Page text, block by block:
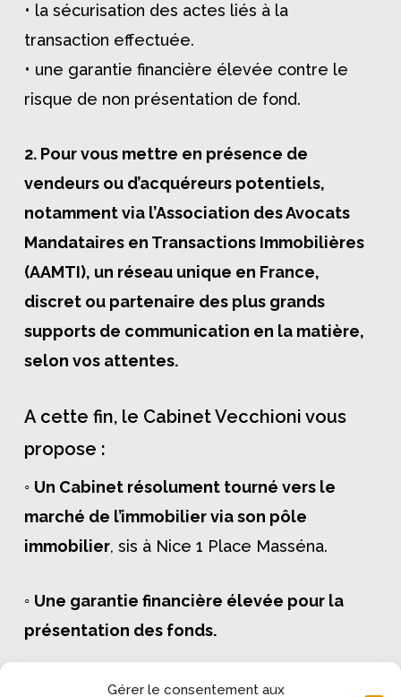
Gérer le consentement aux
• la sécurisation des actes liés à la
transaction effectuée.
• une garantie financière élevée contre le
risque de non présentation de fond.
2. Pour vous mettre en présence de
vendeurs ou d’acquéreurs potentiels,
notamment via l’Association des Avocats
Mandataires en Transactions Immobilières
(AAMTI), un réseau unique en France,
discret ou partenaire des plus grands
supports de communication en la matière,
selon vos attentes.
A cette fin, le Cabinet Vecchioni vous
propose :
◦ Un Cabinet résolument tourné vers le
marché de l’immobilier via son pôle
immobilier, sis à Nice 1 Place Masséna.
◦ Une garantie financière élevée pour la
présentation des fonds.
Une sécurisation des actes juridiques liés